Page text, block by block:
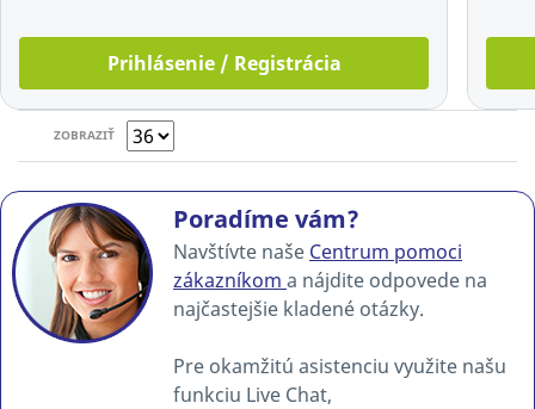
Prihlásenie / Registrácia
ZOBRAZIŤ
Poradíme vám?
Navštívte naše Centrum pomoci
zákazníkom a nájdite odpovede na
najčastejšie kladené otázky.
Pre okamžitú asistenciu využite našu
funkciu Live Chat,